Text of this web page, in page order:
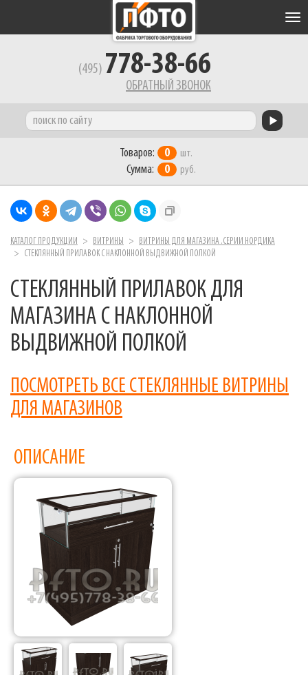
(495) 778-38-66
ОБРАТНЫЙ ЗВОНОК
Товаров: 0 шт.
Сумма: 0 руб.
КАТАЛОГ ПРОДУКЦИИ ВИТРИНЫ
ВИТРИНЫ ДЛЯ МАГАЗИНА .СЕРИИ НОРДИКА
СТЕКЛЯННЫЙ ПРИЛАВОК С НАКЛОННОЙ ВЫДВИЖНОЙ ПОЛКОЙ
СТЕКЛЯННЫЙ ПРИЛАВОК ДЛЯ
МАГАЗИНА С НАКЛОННОЙ
ВЫДВИЖНОЙ ПОЛКОЙ
ПОСМОТРЕТЬ ВСЕ СТЕКЛЯННЫЕ ВИТРИНЫ
ДЛЯ МАГАЗИНОВ
ОПИСАНИЕ